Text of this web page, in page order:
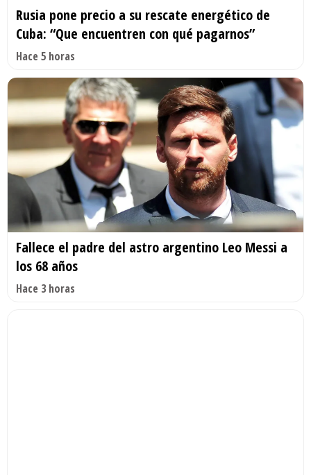
Rusia pone precio a su rescate energético de
Cuba: “Que encuentren con qué pagarnos”
Hace 5 horas
Fallece el padre del astro argentino Leo Messi a
los 68 años
Hace 3 horas